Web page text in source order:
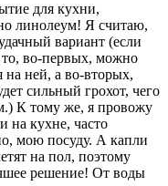
для кухни,
линолеум! Я считаю,
вариант (если
то, во-первых, можно
на ней, а во-вторых,
сильный грохот, чего
К тому же, я провожу
на кухне, часто
мою посуду. А капли
на пол, поэтому
решение! От воды